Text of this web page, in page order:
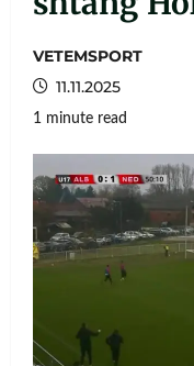
VETEMSPORT
11.11.2025
1 minute read